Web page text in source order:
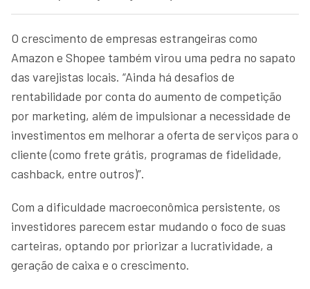
O crescimento de empresas estrangeiras como
Amazon e Shopee também virou uma pedra no sapato
das varejistas locais. “Ainda há desafios de
rentabilidade por conta do aumento de competição
por marketing, além de impulsionar a necessidade de
investimentos em melhorar a oferta de serviços para o
cliente (como frete grátis, programas de fidelidade,
cashback, entre outros)”.
Com a dificuldade macroeconômica persistente, os
investidores parecem estar mudando o foco de suas
carteiras, optando por priorizar a lucratividade, a
geração de caixa e o crescimento.